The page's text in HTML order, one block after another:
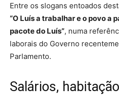
Entre os slogans entoados
“O Luís a trabalhar e o povo a
pacote do Luís”, numa
laborais do Governo
Parlamento.
Salários,